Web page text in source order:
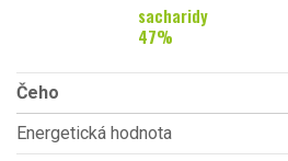
sacharidy
47%
Čeho
Energetická hodnota